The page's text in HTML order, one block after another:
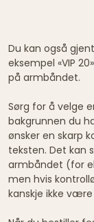
Du kan også
eksempel «VIP
på armbåndet.
Sørg for å velge
bakgrunnen du
ønsker en skarp
teksten. Det kan
armbåndet (for
men hvis
kanskje ikke